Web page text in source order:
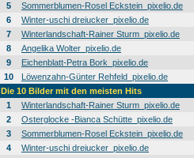
5
Sommerblumen-Rosel Eckstein_pixelio.de
6
Winter-uschi dreiucker_pixelio.de
7
Winterlandschaft-Rainer Sturm_pixelio.de
8
Angelika Wolter_pixelio.de
9
Eichenblatt-Petra Bork_pixelio.de
10
Löwenzahn-Günter Rehfeld_pixelio.de
Die 10 Bilder mit den meisten Hits
1
Winterlandschaft-Rainer Sturm_pixelio.de
2
Osterglocke -Bianca Schütte_pixelio.de
3
Sommerblumen-Rosel Eckstein_pixelio.de
4
Winter-uschi dreiucker_pixelio.de